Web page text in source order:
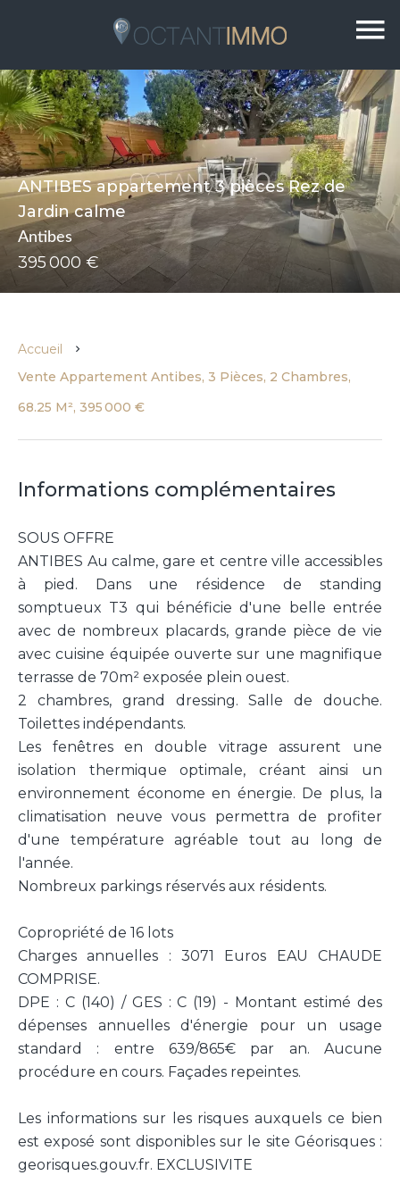
ANTIBES appartement 3 pièces Rez de
Jardin calme
Antibes
395 000 €
Accueil
Vente Appartement Antibes, 3 Pièces, 2 Chambres,
68.25 M², 395 000 €
Informations complémentaires
SOUS OFFRE
ANTIBES Au calme, gare et centre ville accessibles
à pied. Dans une résidence de standing
somptueux T3 qui bénéficie d'une belle entrée
avec de nombreux placards, grande pièce de vie
avec cuisine équipée ouverte sur une magnifique
terrasse de 70m² exposée plein ouest.
2 chambres, grand dressing. Salle de douche.
Toilettes indépendants.
Les fenêtres en double vitrage assurent une
isolation thermique optimale, créant ainsi un
environnement économe en énergie. De plus, la
climatisation neuve vous permettra de profiter
d'une température agréable tout au long de
l'année.
Nombreux parkings réservés aux résidents.
Copropriété de 16 lots
Charges annuelles : 3071 Euros EAU CHAUDE
COMPRISE.
DPE : C (140) / GES : C (19) - Montant estimé des
dépenses annuelles d'énergie pour un usage
standard : entre 639/865€ par an. Aucune
procédure en cours. Façades repeintes.
Les informations sur les risques auxquels ce bien
est exposé sont disponibles sur le site Géorisques :
georisques.gouv.fr. EXCLUSIVITE